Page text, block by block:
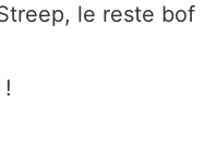
le reste bof